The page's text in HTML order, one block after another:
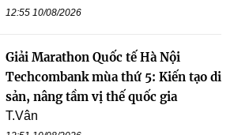
12:55 10/08/2026
Giải Marathon Quốc tế Hà Nội
Techcombank mùa thứ 5: Kiến tạo di
sản, nâng tầm vị thế quốc gia
T.Vân